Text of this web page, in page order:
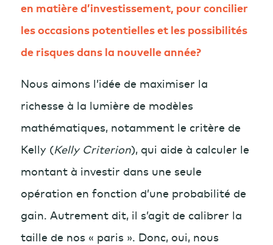
en matière d’investissement, pour concilier
les occasions potentielles et les possibilités
de risques dans la nouvelle année?
Nous aimons l’idée de maximiser la
richesse à la lumière de modèles
mathématiques, notamment le critère de
Kelly (Kelly Criterion), qui aide à calculer le
montant à investir dans une seule
opération en fonction d’une probabilité de
gain. Autrement dit, il s’agit de calibrer la
taille de nos « paris ». Donc, oui, nous